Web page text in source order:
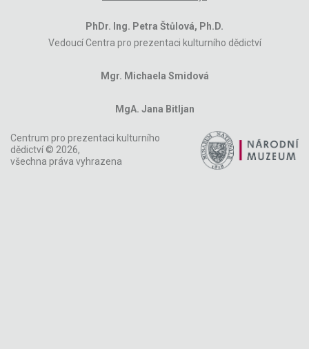
PhDr. Ing. Petra Štůlová, Ph.D.
Vedoucí Centra pro prezentaci kulturního dědictví
Mgr. Michaela Smidová
MgA. Jana Bitljan
Centrum pro prezentaci kulturního
dědictví © 2026,
všechna práva vyhrazena